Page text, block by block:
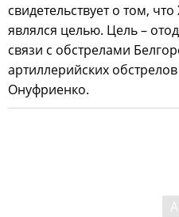
свидетельствует о том,
являлся целью. Цель –
связи с обстрелами
артиллерийских
Онуфриенко.